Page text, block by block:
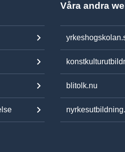
Våra andra
blitolk.nu